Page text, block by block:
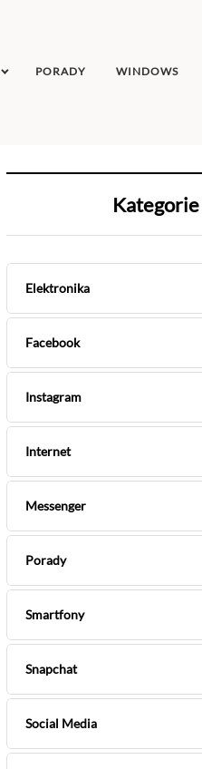
PORADY WINDOWS
Kategorie
Elektronika
Facebook
Instagram
Internet
Messenger
Porady
Smartfony
Snapchat
Social Media